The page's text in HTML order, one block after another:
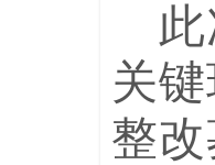
关
整